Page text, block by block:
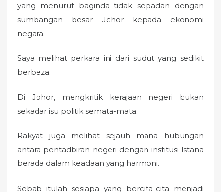
yang menurut baginda tidak sepadan dengan
sumbangan besar Johor kepada ekonomi
negara.
Saya melihat perkara ini dari sudut yang sedikit
berbeza.
Di Johor, mengkritik kerajaan negeri bukan
sekadar isu politik semata-mata.
Rakyat juga melihat sejauh mana hubungan
antara pentadbiran negeri dengan institusi Istana
berada dalam keadaan yang harmoni.
Sebab itulah sesiapa yang bercita-cita menjadi